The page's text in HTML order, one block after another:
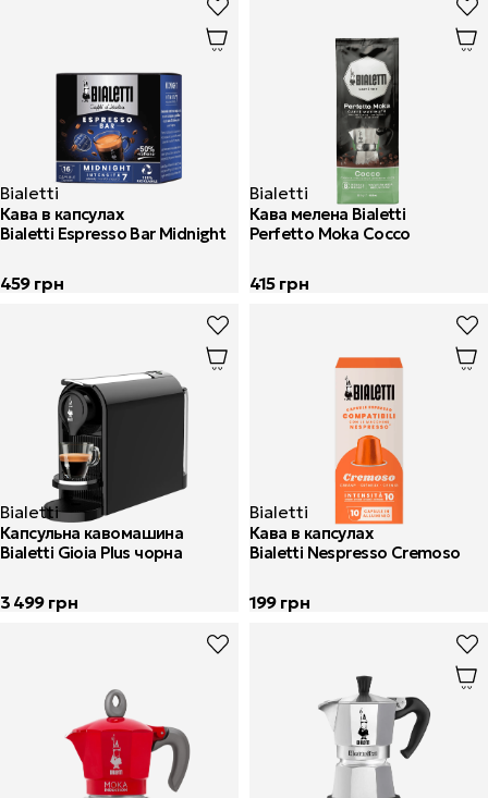
Кава в капсулах
Bialetti Espresso Bar Midnight
Bialetti
459грн
Кава мелена Bialetti
Perfetto Moka Cocco
Bialetti
415грн
Капсульна кавомашина
Bialetti Gioia Plus чорна
Bialetti
3 499грн
Кава в капсулах
Bialetti Nespresso Cremoso
Bialetti
199грн